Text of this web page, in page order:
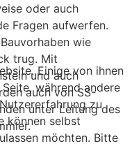
oder auch
Fragen aufwerfen.
wie
trug. Mit
und auch
auch von SS-
unter Leitung des
Einige von ihnen
während andere
zu
können selbst
möchten. Bitte